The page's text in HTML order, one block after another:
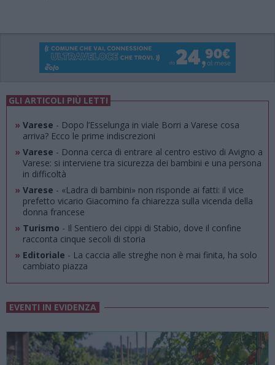
GLI ARTICOLI PIÙ LETTI
» Varese - Dopo l’Esselunga in viale Borri a Varese cosa
arriva? Ecco le prime indiscrezioni
» Varese - Donna cerca di entrare al centro estivo di Avigno a
Varese: si interviene tra sicurezza dei bambini e una persona
in difficoltà
» Varese - «Ladra di bambini» non risponde ai fatti: il vice
prefetto vicario Giacomino fa chiarezza sulla vicenda della
donna francese
» Turismo - Il Sentiero dei cippi di Stabio, dove il confine
racconta cinque secoli di storia
» Editoriale - La caccia alle streghe non è mai finita, ha solo
cambiato piazza
EVENTI IN EVIDENZA